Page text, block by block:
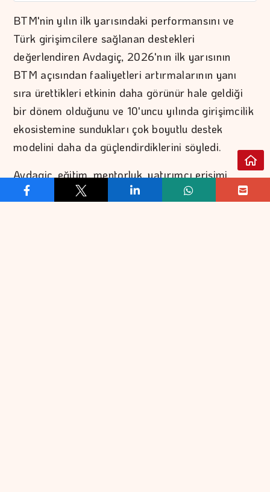
BTM'nin yılın ilk yarısındaki performansını ve
Türk girişimcilere sağlanan destekleri
değerlendiren Avdagiç, 2026'nın ilk yarısının
BTM açısından faaliyetleri artırmalarının yanı
sıra ürettikleri etkinin daha görünür hale geldiği
bir dönem olduğunu ve 10'uncu yılında girişimcilik
ekosistemine sundukları çok boyutlu destek
modelini daha da güçlendirdiklerini söyledi.
Avdagiç, eğitim, mentorluk, yatırımcı erişimi,
kurumsal işbirlikleri ve uluslararası pazarlara